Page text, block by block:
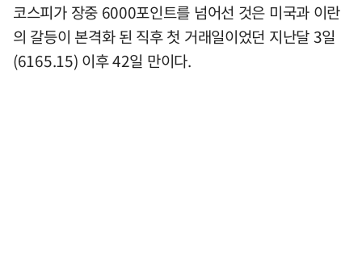
코스피가 장중 6000포인트를 넘어선 것은 미국과 이란
의 갈등이 본격화 된 직후 첫 거래일이었던 지난달 3일
(6165.15) 이후 42일 만이다.